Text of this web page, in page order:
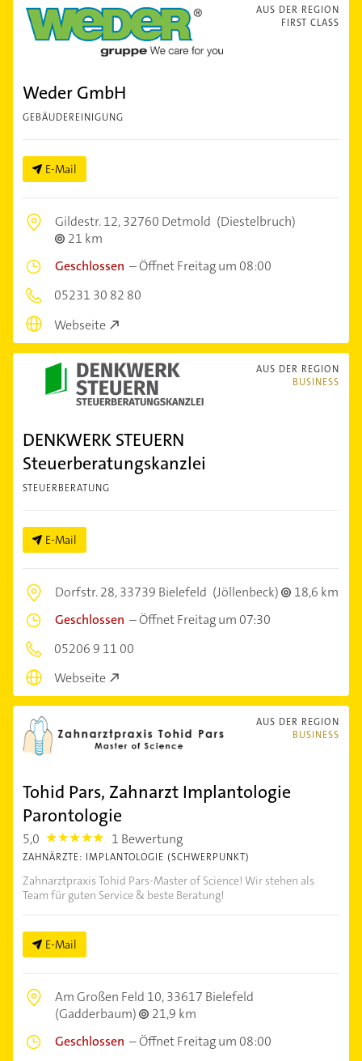
AUS DER REGION
FIRST CLASS
Weder GmbH
GEBÄUDEREINIGUNG
E-Mail
Gildestr. 12,32760 Detmold (Diestelbruch)
21 km
Geschlossen –Öffnet Freitag um 08:00
05231 30 82 80
Webseite
AUS DER REGION
BUSINESS
DENKWERK STEUERN
Steuerberatungskanzlei
STEUERBERATUNG
E-Mail
Dorfstr. 28,33739 Bielefeld (Jöllenbeck)
18,6 km
Geschlossen –Öffnet Freitag um 07:30
05206 9 11 00
Webseite
AUS DER REGION
BUSINESS
Tohid Pars, Zahnarzt Implantologie
Parontologie
5,0 5.0 1 Bewertung
ZAHNÄRZTE: IMPLANTOLOGIE (SCHWERPUNKT)
Zahnarztpraxis Tohid Pars-Master of Science! Wir stehen als
Team für guten Service & beste Beratung!
E-Mail
Am Großen Feld 10,33617 Bielefeld
(Gadderbaum)
21,9 km
Geschlossen –Öffnet Freitag um 08:00